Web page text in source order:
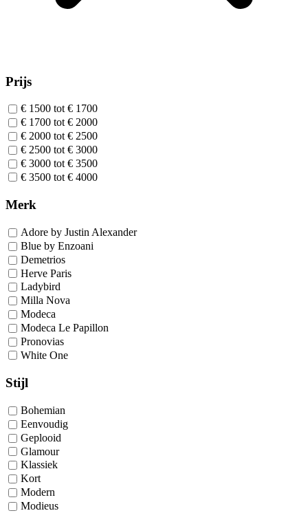
Prijs
€ 1500 tot € 1700
€ 1700 tot € 2000
€ 2000 tot € 2500
€ 2500 tot € 3000
€ 3000 tot € 3500
€ 3500 tot € 4000
Merk
Adore by Justin Alexander
Blue by Enzoani
Demetrios
Herve Paris
Ladybird
Milla Nova
Modeca
Modeca Le Papillon
Pronovias
White One
Stijl
Bohemian
Eenvoudig
Geplooid
Glamour
Klassiek
Kort
Modern
Modieus